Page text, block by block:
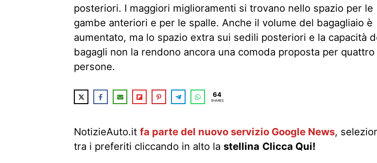
posteriori. I maggiori miglioramenti si trovano nello spazio per le
gambe anteriori e per le spalle. Anche il volume del bagagliaio è
aumentato, ma lo spazio extra sui sedili posteriori e la capacità
bagagli non la rendono ancora una comoda proposta per quattro
persone.
64
SHARES
NotizieAuto.it fa parte del nuovo servizio Google News,
tra i preferiti cliccando in alto la stellina Clicca Qui!